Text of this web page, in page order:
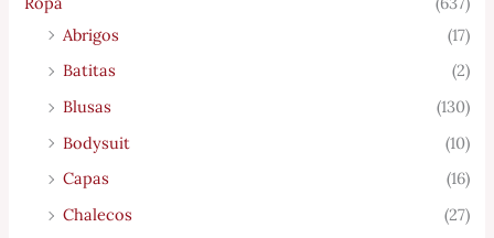
Abrigos
(17)
Batitas
(2)
Blusas
(130)
Bodysuit
(10)
Capas
(16)
Chalecos
(27)